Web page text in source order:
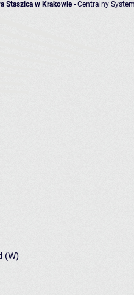
Staszica w Krakowie- Centralny
(W)